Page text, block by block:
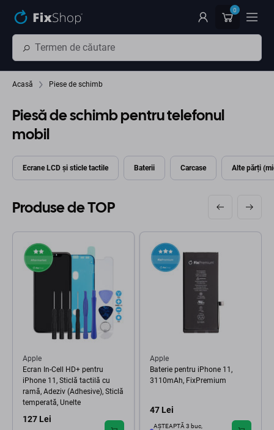
0
Acasă Piese de schimb
Piesă de schimb pentru telefonul
mobil
Ecrane LCD și sticle tactile Baterii Carcase Alte părți
Produse de TOP
Apple
Ecran In-Cell HD+ pentru
iPhone 11, Sticlă tactilă cu
ramă, Adeziv (Adhesive), Sticlă
temperată, Unelte
127 Lei
Apple
Baterie pentru iPhone 11,
3110mAh, FixPremium
47 Lei
AȘTEAPTĂ 3 buc,